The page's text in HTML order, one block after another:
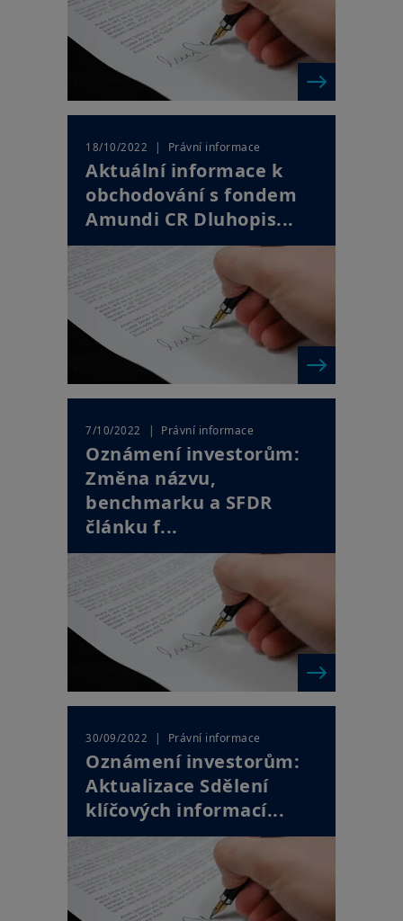
18/10/2022 | Právní informace
Aktuální informace k
obchodování s fondem
Amundi CR Dluhopis...
7/10/2022 | Právní informace
Oznámení investorům:
Změna názvu,
benchmarku a SFDR
článku f...
30/09/2022 | Právní informace
Oznámení investorům:
Aktualizace Sdělení
klíčových informací...